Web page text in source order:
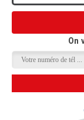
On